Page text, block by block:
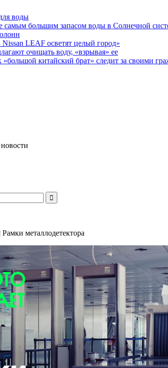
воды
самым большим запасом воды в Солнечной
Nissan LEAF осветят целый город»
очищать воду, «взрывая» ее
«большой китайский брат» следит за своими
Рамки металлодетектора